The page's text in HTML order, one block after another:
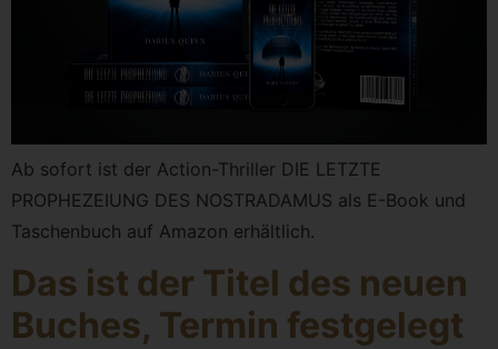
Ab sofort ist der Action-Thriller DIE LETZTE
PROPHEZEIUNG DES NOSTRADAMUS als E-Book und
Taschenbuch auf Amazon erhältlich.
Das ist der Titel des neuen
Buches, Termin festgelegt